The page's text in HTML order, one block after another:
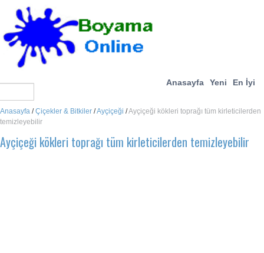
Anasayfa Yeni En İyi
Anasayfa /Çiçekler & Bitkiler /Ayçiçeği /Ayçiçeği kökleri toprağı tüm kirleticilerden
temizleyebilir
Ayçiçeği kökleri toprağı tüm kirleticilerden temizleyebilir